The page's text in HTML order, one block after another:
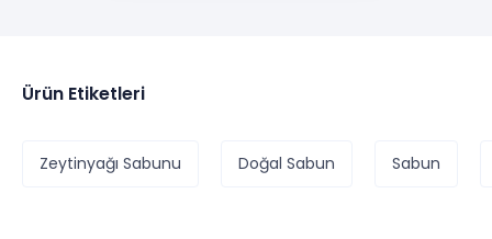
Ürün Etiketleri
Zeytinyağı Sabunu Doğal Sabun Sabun